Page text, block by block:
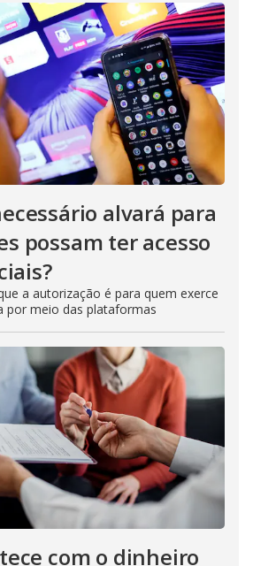
alvará para
possam ter acesso
a autorização é para quem exerce
por meio das plataformas
com o dinheiro